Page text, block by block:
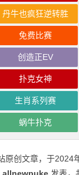
丹牛也疯狂逆转胜
免费比赛
创造正EV
扑克女神
生肖系列赛
蜗牛扑克
原创文章，于2024
allnewpuke 发表，